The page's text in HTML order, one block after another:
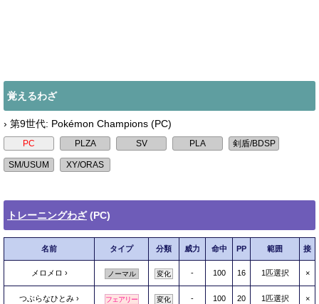
覚えるわざ
› 第9世代: Pokémon Champions (PC)
トレーニングわざ(PC)
名前 タイプ 分類 威力 命中 PP 範囲 接
メロメロ ノーマル 変化 - 100 16 1匹選択 ×
つぶらなひとみ フェアリー 変化 - 100 20 1匹選択 ×